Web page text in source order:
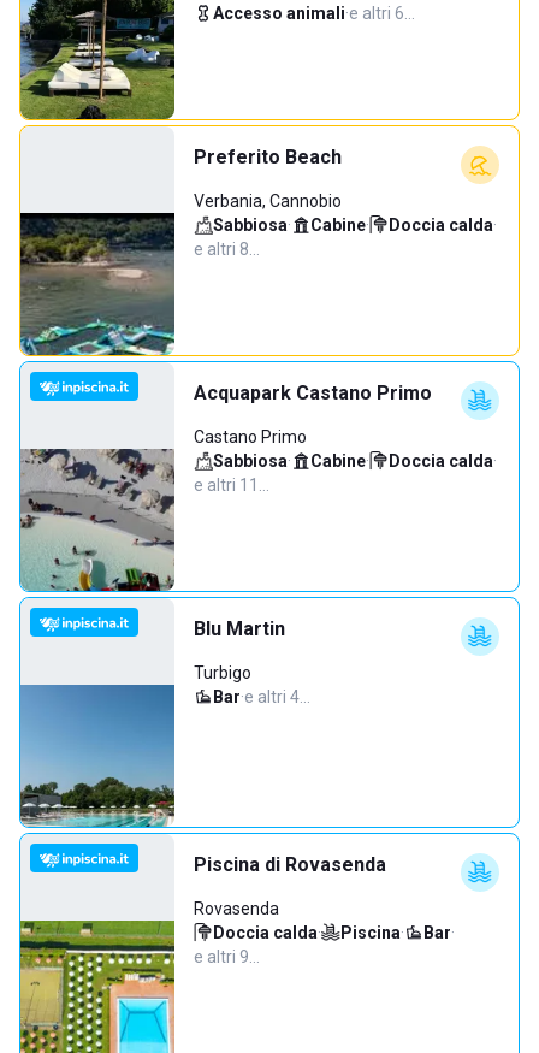
Accesso animali·e altri 6…
Preferito Beach
Verbania, Cannobio
Sabbiosa· Cabine· Doccia calda·
e altri 8…
Acquapark Castano Primo
Castano Primo
Sabbiosa· Cabine· Doccia calda·
e altri 11…
Blu Martin
Turbigo
Bar·e altri 4…
Piscina di Rovasenda
Rovasenda
Doccia calda· Piscina· Bar·
e altri 9…